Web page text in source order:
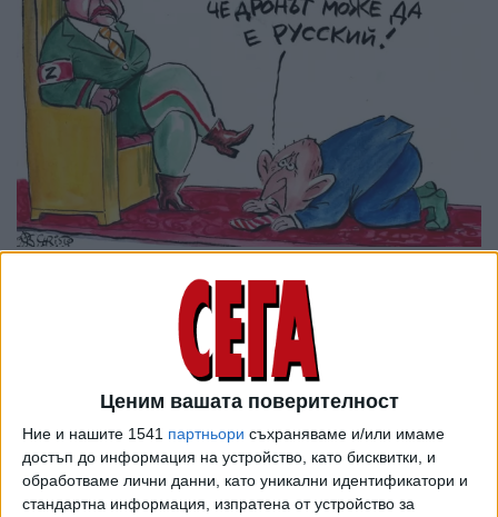
Ценим вашата поверителност
Ние и нашите 1541 партньори съхраняваме и/или имаме
достъп до информация на устройство, като бисквитки, и
обработваме лични данни, като уникални идентификатори и
стандартна информация, изпратена от устройство за